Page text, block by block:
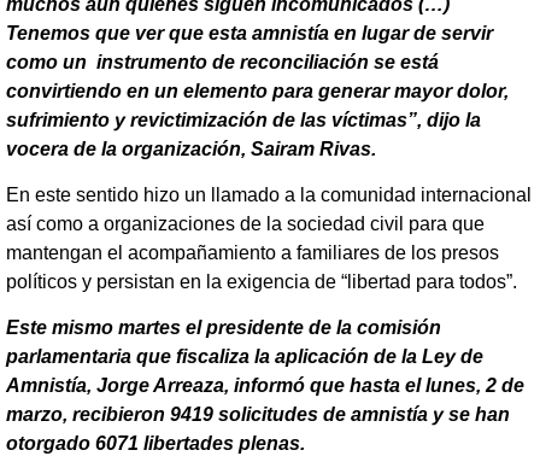
Tenemos que ver que esta amnistía en lugar de servir
como un instrumento de reconciliación se está
convirtiendo en un elemento para generar mayor dolor,
sufrimiento y revictimización de las víctimas”, dijo la
vocera de la organización, Sairam Rivas.
En este sentido hizo un llamado a la comunidad internacional
así como a organizaciones de la sociedad civil para que
mantengan el acompañamiento a familiares de los presos
políticos y persistan en la exigencia de “libertad para todos”.
Este mismo martes el presidente de la comisión
parlamentaria que fiscaliza la aplicación de la Ley de
Amnistía, Jorge Arreaza, informó que hasta el lunes, 2 de
marzo, recibieron 9419 solicitudes de amnistía y se han
otorgado 6071 libertades plenas.